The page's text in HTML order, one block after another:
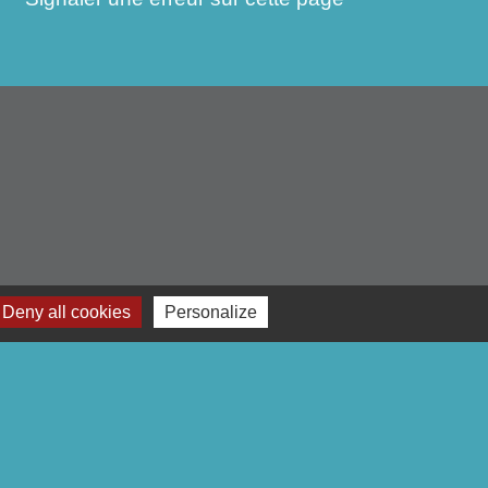
Deny all cookies Personalize